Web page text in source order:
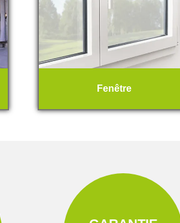
Fenêtre